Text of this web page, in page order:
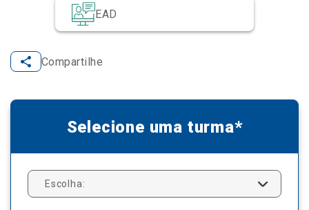
EAD
Compartilhe
Selecione uma turma*
Escolha: